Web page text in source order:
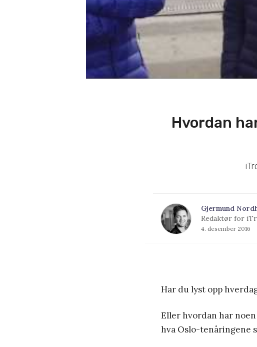
Hvordan
Gjermund
Redaktør for
4. desember 2016
Har du lyst opp
Eller hvordan har
hva Oslo-tenåringene